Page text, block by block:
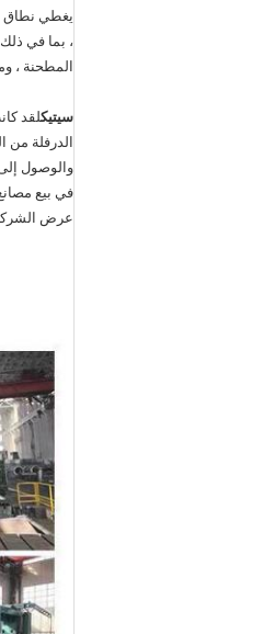
، بما في
المطحنة ،
سيتيكلقد
الدرفلة من
والوصول
في بيع
عرض